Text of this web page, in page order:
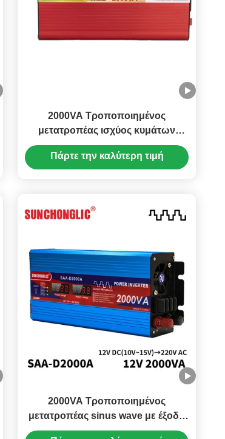
2000VA Τροποποιημένος
μετατροπέας ισχύος κυμάτων
sinus εξοικονόμηση ενέργειας
οικολογικά φιλικός εκτός δικτύου
Πάρτε την καλύτερη τιμή
2000VA Τροποποιημένος
μετατροπέας sinus wave με έξοδο
USB 5V 1A για ηλιακά συστήματα